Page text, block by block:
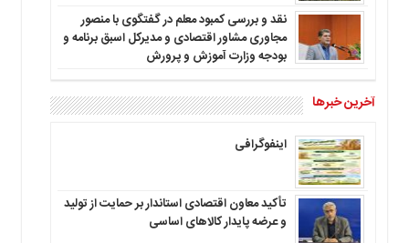
نقد و بررسی کمبود معلم در گفتگوی با منصور
مجاوری مشاور اقتصادی و مدیرکل اسبق برنامه و
بودجه وزارت آموزش و پرورش
آخرین خبرها
اینفوگرافی
تأکید معاون اقتصادی استاندار بر حمایت از تولید
و عرضه پایدار کالاهای اساسی